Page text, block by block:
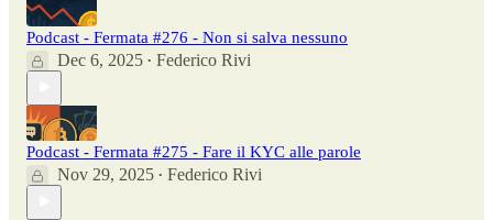
Podcast - Fermata #276 - Non si salva nessuno
Dec 6, 2025 • Federico Rivi
Podcast - Fermata #275 - Fare il KYC alle parole
Nov 29, 2025 • Federico Rivi